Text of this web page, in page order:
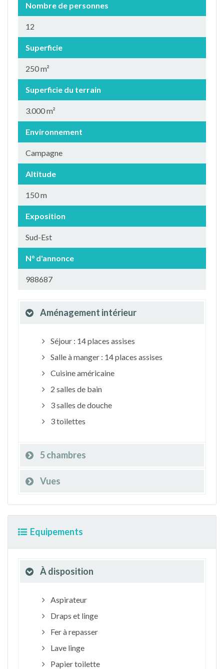
Nombre de personnes
12
Superficie
250 m²
Superficie du terrain
3.000 m²
Environnement
Campagne
Altitude
150 m
Exposition
Sud-Est
N° d'annonce
988687
Aménagement intérieur
Séjour : 14 places assises
Salle à manger : 14 places assises
Cuisine américaine
2 salles de bain
3 salles de douche
3 toilettes
5 chambres
Vues
Equipements
À disposition
Aspirateur
Draps et linge
Fer à repasser
Lave linge
Papier toilette